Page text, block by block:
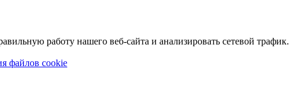
работу нашего веб-сайта и анализировать сетевой трафик.
файлов cookie